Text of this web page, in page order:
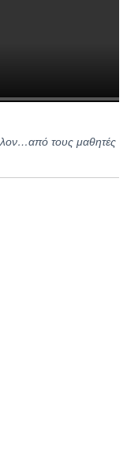
τους μαθητές